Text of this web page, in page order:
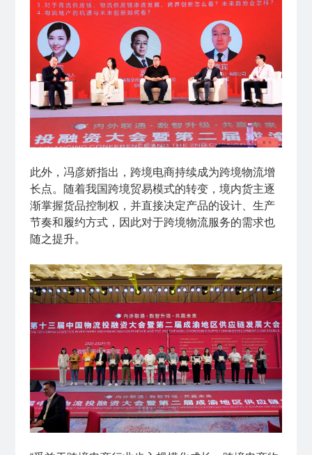
此外，冯彦娇指出，跨境电商持续成为跨境物流增
长点。随着我国跨境贸易模式的转变，境内货主逐
渐掌握货品控制权，并直接决定产品的设计、生产
节奏和履约方式，因此对于跨境物流服务的需求也
随之提升。